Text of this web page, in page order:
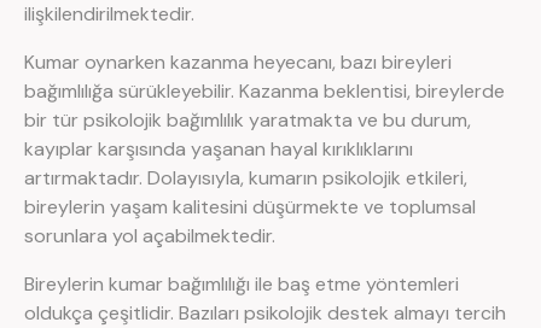
ilişkilendirilmektedir.
Kumar oynarken kazanma heyecanı, bazı bireyleri
bağımlılığa sürükleyebilir. Kazanma beklentisi, bireylerde
bir tür psikolojik bağımlılık yaratmakta ve bu durum,
kayıplar karşısında yaşanan hayal kırıklıklarını
artırmaktadır. Dolayısıyla, kumarın psikolojik etkileri,
bireylerin yaşam kalitesini düşürmekte ve toplumsal
sorunlara yol açabilmektedir.
Bireylerin kumar bağımlılığı ile baş etme yöntemleri
oldukça çeşitlidir. Bazıları psikolojik destek almayı tercih